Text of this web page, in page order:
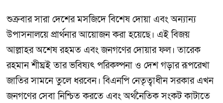
শুক্রবার সারা দেশের মসজিদে বিশেষ দোয়া এবং অন্যান্য
উপাসনালয়ে প্রার্থনার আয়োজন করা হয়েছে। এই বিজয়
আল্লাহর অশেষ রহমত এবং জনগণের দোয়ার ফল। তারেক
রহমান শীঘ্রই তার ভবিষ্যৎ পরিকল্পনা ও দেশ গড়ার রূপরেখা
জাতির সামনে তুলে ধরবেন। বিএনপি নেতৃত্বাধীন সরকার এখন
জনগণের সেবা নিশ্চিত করতে এবং অর্থনৈতিক সংকট কাটাতে